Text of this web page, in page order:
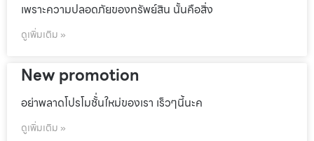
เพราะความปลอดภัยของทรัพย์สิน นั้นคือสิ่ง
ดูเพิ่มเติม »
New promotion
อย่าพลาดโปรโมชั้่นใหม่ของเรา เร็วๆนี้นะค
ดูเพิ่มเติม »